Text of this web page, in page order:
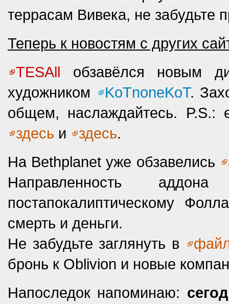
террасам Вивека, не забудьте
Теперь к новостям с других
TESAll обзавёлся новым
художником
KoTnoneKoT.
общем, наслаждайтесь.
здесь и здесь.
На Bethplanet уже обзавелись
Направленность
постапокалиптическому
смерть и деньги.
Не забудьте заглянуть в
бронь к Oblivion и новые
Напоследок напоминаю: